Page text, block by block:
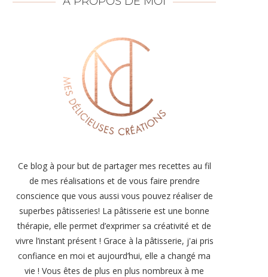
Ce blog à pour but de partager mes recettes au fil
de mes réalisations et de vous faire prendre
conscience que vous aussi vous pouvez réaliser de
superbes pâtisseries! La pâtisserie est une bonne
thérapie, elle permet d’exprimer sa créativité et de
vivre l’instant présent ! Grace à la pâtisserie, j'ai pris
confiance en moi et aujourd’hui, elle a changé ma
vie ! Vous êtes de plus en plus nombreux à me